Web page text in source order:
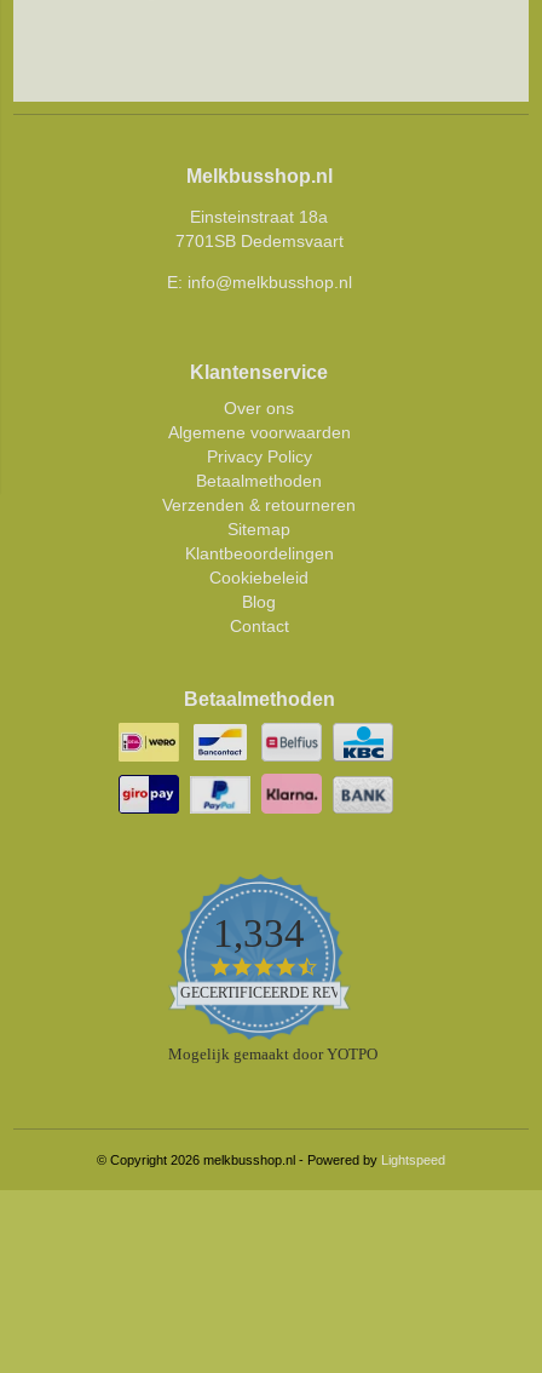
Melkbusshop.nl
Einsteinstraat 18a
7701SB Dedemsvaart
E: info@melkbusshop.nl
Klantenservice
Over ons
Algemene voorwaarden
Privacy Policy
Betaalmethoden
Verzenden & retourneren
Sitemap
Klantbeoordelingen
Cookiebeleid
Blog
Contact
Betaalmethoden
1,334
4.5
star
rating
GECERTIFICEERDE REVIEWS
Mogelijk gemaakt door YOTPO
© Copyright 2026 melkbusshop.nl - Powered by Lightspeed